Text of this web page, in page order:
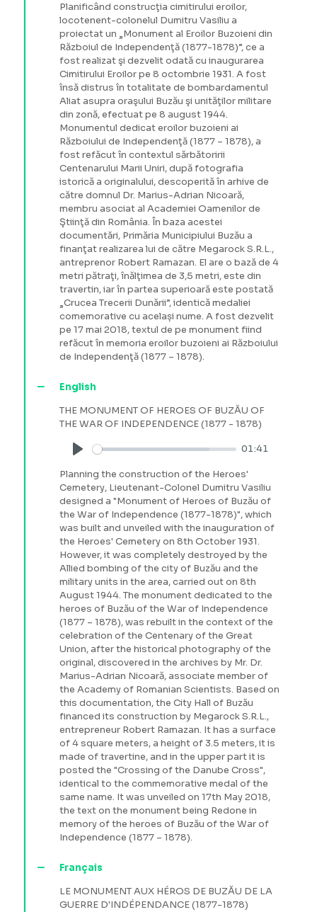
Planificând construcţia cimitirului eroilor,
locotenent-colonelul Dumitru Vasiliu a
proiectat un „Monument al Eroilor Buzoieni din
Războiul de Independenţă (1877-1878)”, ce a
fost realizat şi dezvelit odată cu inaugurarea
Cimitirului Eroilor pe 8 octombrie 1931. A fost
însă distrus în totalitate de bombardamentul
Aliat asupra oraşului Buzău şi unităţilor militare
din zonă, efectuat pe 8 august 1944.
Monumentul dedicat eroilor buzoieni ai
Războiului de Independenţă (1877 – 1878), a
fost refăcut în contextul sărbătoririi
Centenarului Marii Uniri, după fotografia
istorică a originalului, descoperită în arhive de
către domnul Dr. Marius-Adrian Nicoară,
membru asociat al Academiei Oamenilor de
Ştiinţă din România. În baza acestei
documentări, Primăria Municipiului Buzău a
finanţat realizarea lui de către Megarock S.R.L.,
antreprenor Robert Ramazan. El are o bază de 4
metri pătraţi, înălţimea de 3,5 metri, este din
travertin, iar în partea superioară este postată
„Crucea Trecerii Dunării”, identică medaliei
comemorative cu același nume. A fost dezvelit
pe 17 mai 2018, textul de pe monument fiind
refăcut în memoria eroilor buzoieni ai Războiului
de Independenţă (1877 – 1878).
English
THE MONUMENT OF HEROES OF BUZĂU OF
THE WAR OF INDEPENDENCE (1877 - 1878)
Play
01:41
Planning the construction of the Heroes'
Cemetery, Lieutenant-Colonel Dumitru Vasiliu
designed a "Monument of Heroes of Buzău of
the War of Independence (1877-1878)", which
was built and unveiled with the inauguration of
the Heroes' Cemetery on 8th October 1931.
However, it was completely destroyed by the
Allied bombing of the city of Buzău and the
military units in the area, carried out on 8th
August 1944. The monument dedicated to the
heroes of Buzău of the War of Independence
(1877 – 1878), was rebuilt in the context of the
celebration of the Centenary of the Great
Union, after the historical photography of the
original, discovered in the archives by Mr. Dr.
Marius-Adrian Nicoară, associate member of
the Academy of Romanian Scientists. Based on
this documentation, the City Hall of Buzău
financed its construction by Megarock S.R.L.,
entrepreneur Robert Ramazan. It has a surface
of 4 square meters, a height of 3.5 meters, it is
made of travertine, and in the upper part it is
posted the "Crossing of the Danube Cross",
identical to the commemorative medal of the
same name. It was unveiled on 17th May 2018,
the text on the monument being Redone in
memory of the heroes of Buzău of the War of
Independence (1877 – 1878).
Français
LE MONUMENT AUX HÉROS DE BUZĂU DE LA
GUERRE D'INDÉPENDANCE (1877-1878)